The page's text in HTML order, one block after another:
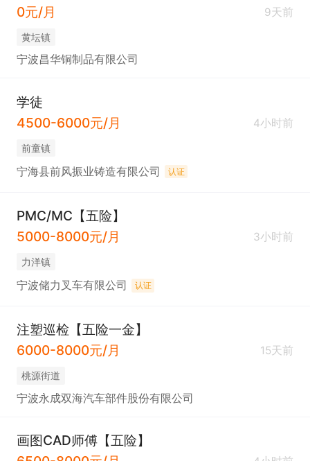
0元/月
9天前
黄坛镇
宁波昌华铜制品有限公司
学徒
4500-6000元/月
4小时前
前童镇
宁海县前风振业铸造有限公司 认证
PMC/MC【五险】
5000-8000元/月
3小时前
力洋镇
宁波储力叉车有限公司 认证
注塑巡检【五险一金】
6000-8000元/月
15天前
桃源街道
宁波永成双海汽车部件股份有限公司
画图CAD师傅【五险】